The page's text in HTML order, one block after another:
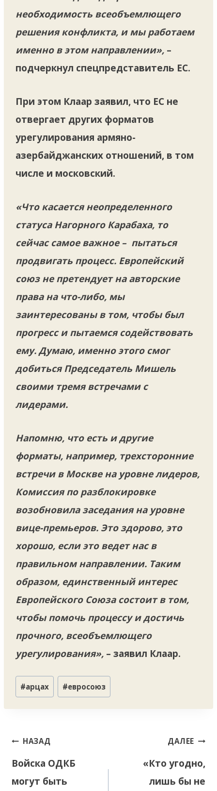
необходимость всеобъемлющего
решения конфликта, и мы работаем
именно в этом направлении», –
подчеркнул спецпредставитель ЕС.
При этом Клаар заявил, что ЕС не
отвергает других форматов
урегулирования армяно-
азербайджанских отношений, в том
числе и московский.
«Что касается неопределенного
статуса Нагорного Карабаха, то
сейчас самое важное – пытаться
продвигать процесс. Европейский
союз не претендует на авторские
права на что-либо, мы
заинтересованы в том, чтобы был
прогресс и пытаемся содействовать
ему. Думаю, именно этого смог
добиться Председатель Мишель
своими тремя встречами с
лидерами.
Напомню, что есть и другие
форматы, например, трехсторонние
встречи в Москве на уровне лидеров,
Комиссия по разблокировке
возобновила заседания на уровне
вице-премьеров. Это здорово, это
хорошо, если это ведет нас в
правильном направлении. Таким
образом, единственный интерес
Европейского Союза состоит в том,
чтобы помочь процессу и достичь
прочного, всеобъемлющего
урегулирования», – заявил Клаар.
Метки
записи:
#арцах #евросоюз
Навигация
записям
НАЗАД
Войска ОДКБ
могут быть
ДАЛЕЕ
«Кто угодно,
лишь бы не